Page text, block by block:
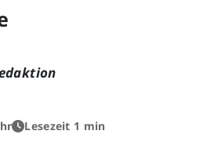
Lesezeit 1 min